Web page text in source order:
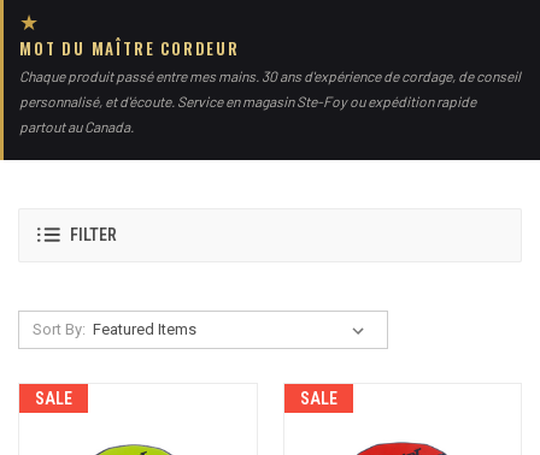
★
MOT DU MAÎTRE CORDEUR
Chaque produit passé entre mes mains. 30 ans d'expérience de cordage, de conseil
personnalisé, et d'écoute. Service en magasin Ste-Foy ou expédition rapide
partout au Canada.
FILTER
Sort By:
SALE SALE